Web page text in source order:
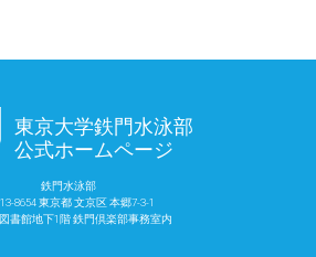
ABOUT
EVENTS
RECORDS
東京大学鉄門水泳部
公式ホームページ
鉄門水泳部
8654 東京都 文京区 本郷7-3-1
書館地下1階 鉄門倶楽部事務室内